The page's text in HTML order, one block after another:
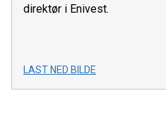
direktør i Enivest.
LAST NED BILDE